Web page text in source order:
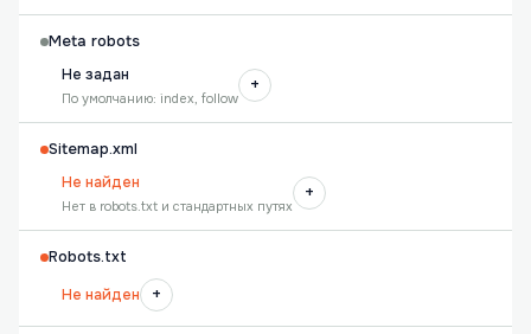
Meta robots
Не задан
По умолчанию: index, follow
+
Sitemap.xml
Не найден
Нет в robots.txt и стандартных путях
+
Robots.txt
Не найден
+